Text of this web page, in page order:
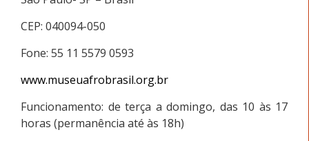
CEP: 040094-050
Fone: 55 11 5579 0593
www.museuafrobrasil.org.br
Funcionamento: de terça a domingo, das 10 às 17
horas (permanência até às 18h)